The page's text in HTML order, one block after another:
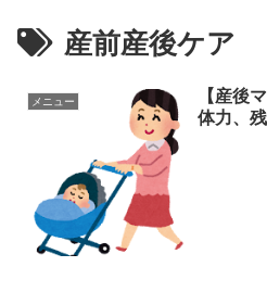
産前産後ケア
メニュー
【産後
体力、